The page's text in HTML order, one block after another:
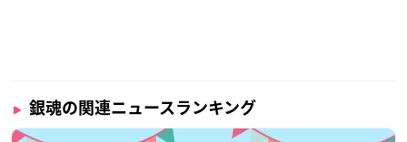
銀魂の関連ニュースランキング